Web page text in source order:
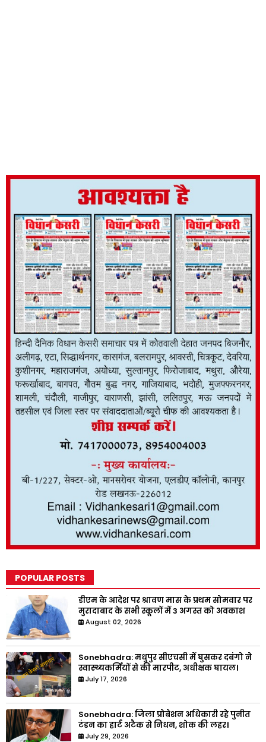
POPULAR POSTS
डीएम के आदेश पर श्रावण मास के प्रथम सोमवार पर
मुरादाबाद के सभी स्कूलों में 3 अगस्त को अवकाश
August 02, 2026
Sonebhadra: मधुपुर सीएचसी में घुसकर दबंगो ने
स्वास्थ्यकर्मियों से की मारपीट, अधीक्षक घायल।
July 17, 2026
Sonebhadra: जिला प्रोबेशन अधिकारी रहे पुनीत
टंडन का हार्ट अटैक से निधन, शोक की लहर।
July 29, 2026